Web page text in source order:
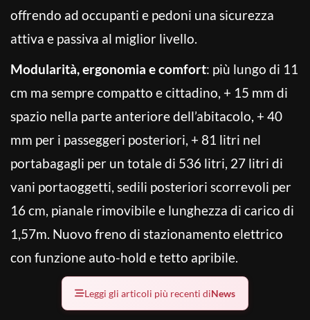
offrendo ad occupanti e pedoni una sicurezza
attiva e passiva al miglior livello.
Modularità, ergonomia e comfort: più lungo di 11
cm ma sempre compatto e cittadino, + 15 mm di
spazio nella parte anteriore dell’abitacolo, + 40
mm per i passeggeri posteriori, + 81 litri nel
portabagagli per un totale di 536 litri, 27 litri di
vani portaoggetti, sedili posteriori scorrevoli per
16 cm, pianale rimovibile e lunghezza di carico di
1,57m. Nuovo freno di stazionamento elettrico
con funzione auto-hold e tetto apribile.
Leggi gli articoli più recenti diNews